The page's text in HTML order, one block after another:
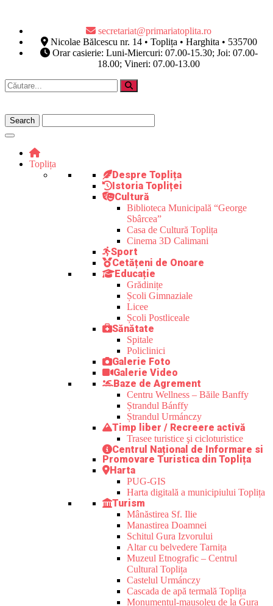
secretariat@primariatoplita.ro
Nicolae Bălcescu nr. 14 • Toplița • Harghita • 535700
Orar casierie: Luni-Miercuri: 07.00-15.30; Joi: 07.00-
18.00; Vineri: 07.00-13.00
Toplița
Despre Toplița
Istoria Topliței
Cultură
Biblioteca Municipală “George
Sbârcea”
Casa de Cultură Toplița
Cinema 3D Calimani
Sport
Cetățeni de Onoare
Educație
Grădinițe
Școli Gimnaziale
Licee
Școli Postliceale
Sănătate
Spitale
Policlinici
Galerie Foto
Galerie Video
Baze de Agrement
Centru Wellness – Băile Banffy
Ștrandul Bánffy
Ștrandul Urmánczy
Timp liber / Recreere activă
Trasee turistice şi cicloturistice
Centrul Național de Informare si
Promovare Turistica din Toplița
Harta
PUG-GIS
Harta digitală a municipiului Toplița
Turism
Mânăstirea Sf. Ilie
Manastirea Doamnei
Schitul Gura Izvorului
Altar cu belvedere Tarnița
Muzeul Etnografic – Centrul
Cultural Toplița
Castelul Urmánczy
Cascada de apă termală Toplița
Monumentul-mausoleu de la Gura